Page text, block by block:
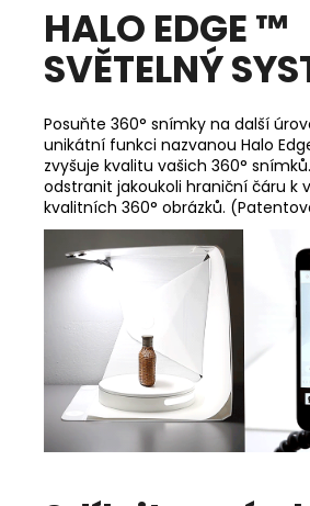
HALO EDGE ™
SVĚTELNÝ
Posuňte 360° snímky na další
unikátní funkci nazvanou Halo
zvyšuje kvalitu vašich 360°
odstranit jakoukoli hraniční čáru k
kvalitních 360° obrázků.